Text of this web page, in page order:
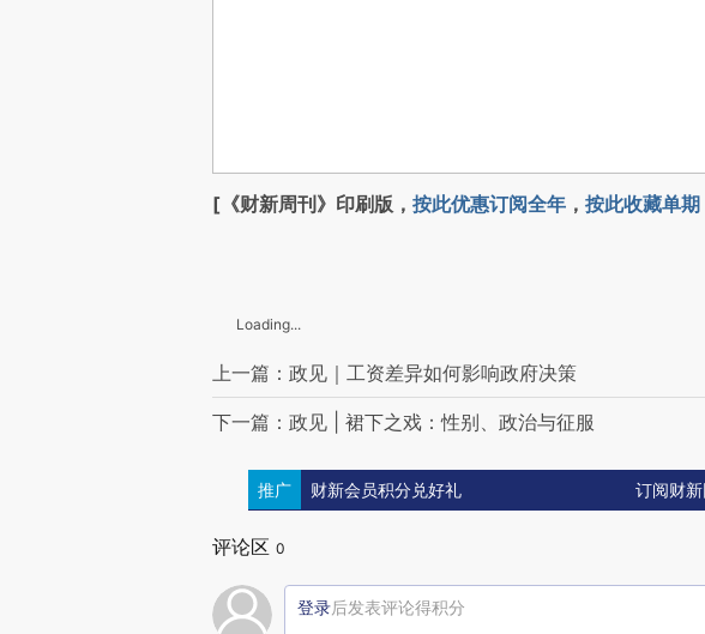
[《财新周刊》印刷版， 按此优惠订阅全年 ， 按此收藏单期
Loading...
上一篇：政见｜工资差异如何影响政府决策
下一篇：政见 | 裙下之戏：性别、政治与征服
推广 财新会员积分兑好礼 订阅财
评论区 0
登录后发表评论得积分